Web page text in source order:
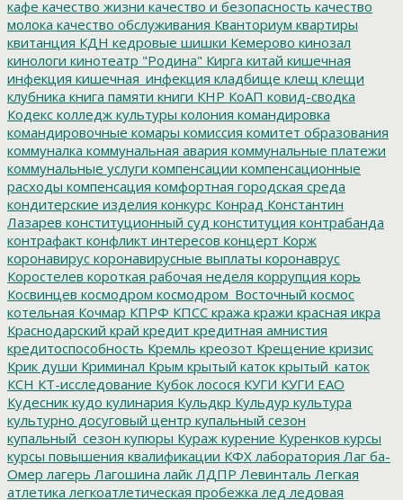
кафе качество жизни качество и безопасность качество
молока качество обслуживания Кванториум квартиры
квитанция КДН кедровые шишки Кемерово кинозал
кинологи кинотеатр "Родина" Кирга китай кишечная
инфекция кишечная_инфекция кладбище клещ клещи
клубника книга памяти книги КНР КоАП ковид-сводка
Кодекс колледж культуры колония командировка
командировочные комары комиссия комитет образования
коммуналка коммунальная авария коммунальные платежи
коммунальные услуги компенсации компенсационные
расходы компенсация комфортная городская среда
кондитерские изделия конкурс Конрад Константин
Лазарев конституционный суд конституция контрабанда
контрафакт конфликт интересов концерт Корж
коронавирус коронавирусные выплаты коронаврус
Коростелев короткая рабочая неделя коррупция корь
Косвинцев космодром космодром_Восточный космос
котельная Кочмар КПРФ КПСС кража кражи красная икра
Краснодарский край кредит кредитная амнистия
кредитоспособность Кремль креозот Крещение кризис
Крик души Криминал Крым крытый каток крытый_каток
КСН КТ-исследование Кубок лосося КУГИ КУГИ ЕАО
Кудесник кудо кулинария Кульдкр Кульдур культура
культурно досуговый центр купальный сезон
купальный_сезон купюры Кураж курение Куренков курсы
курсы повышения квалификации КФХ лаборатория Лаг ба-
Омер лагерь Лагошина лайк ЛДПР Левинталь Легкая
атлетика легкоатлетическая пробежка лед ледовая